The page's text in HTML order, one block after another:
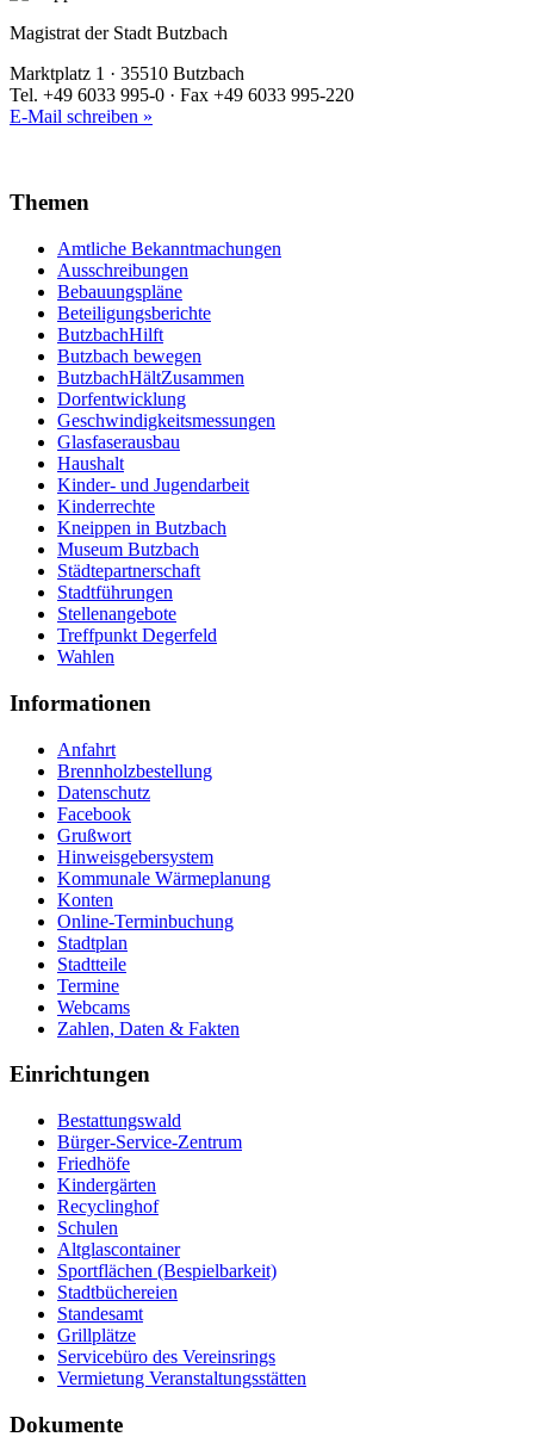
Magistrat der Stadt Butzbach
Marktplatz 1 · 35510 Butzbach
Tel. +49 6033 995-0 · Fax +49 6033 995-220
E-Mail schreiben »
Themen
Amtliche Bekanntmachungen
Ausschreibungen
Bebauungspläne
Beteiligungsberichte
ButzbachHilft
Butzbach bewegen
ButzbachHältZusammen
Dorfentwicklung
Geschwindigkeitsmessungen
Glasfaserausbau
Haushalt
Kinder- und Jugendarbeit
Kinderrechte
Kneippen in Butzbach
Museum Butzbach
Städtepartnerschaft
Stadtführungen
Stellenangebote
Treffpunkt Degerfeld
Wahlen
Informationen
Anfahrt
Brennholzbestellung
Datenschutz
Facebook
Grußwort
Hinweisgebersystem
Kommunale Wärmeplanung
Konten
Online-Terminbuchung
Stadtplan
Stadtteile
Termine
Webcams
Zahlen, Daten & Fakten
Einrichtungen
Bestattungswald
Bürger-Service-Zentrum
Friedhöfe
Kindergärten
Recyclinghof
Schulen
Altglascontainer
Sportflächen (Bespielbarkeit)
Stadtbüchereien
Standesamt
Grillplätze
Servicebüro des Vereinsrings
Vermietung Veranstaltungsstätten
Dokumente